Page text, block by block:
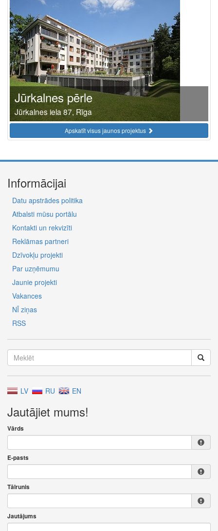
Jūrkalnes pērle
Jūrkalnes iela 87, Rīga
Apskatīt visus jaunos projektus
Informācijai
Datu apstrādes politika
Atbalsti mūsu portālu
Kontakti un rekvizīti
Reklāmas partneri
Dzīvokļu projekti
Par uzņēmumu
Jaunie projekti
Vakances
NĪ ziņas
RSS
LV RU EN
Jautājiet mums!
Vārds
E-pasts
Tālrunis
Jautājums